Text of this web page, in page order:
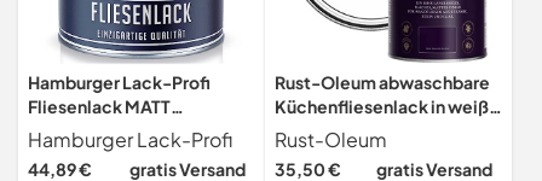
Hamburger Lack-Profi
Fliesenlack MATT
Cremeweiß RAL 9001 Weiß
Fliesenfarbe (1 L)
Hamburger Lack-Profi
44,89 € gratis Versand
Rust-Oleum abwaschbare
Küchenfliesenlack in weiß
mit Matt Finish - Baumwolle
750ML
Rust-Oleum
35,50 € gratis Versand